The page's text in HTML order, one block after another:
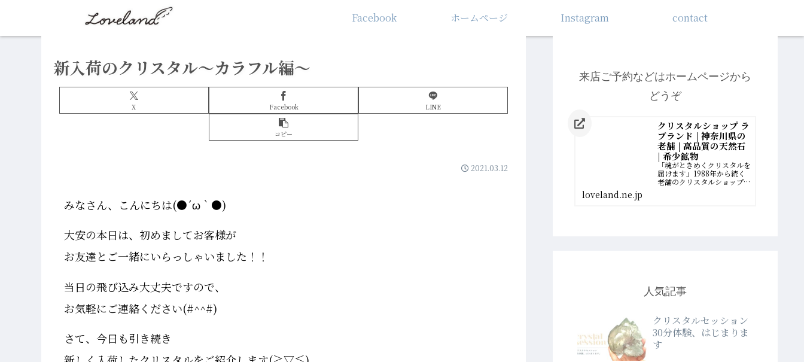
Facebook ホームぺージ Instagram contact
新入荷のクリスタル～カラフル編～
X Facebook LINE
コピー
2021.03.12
みなさん、こんにちは(●´ω｀●)
大安の本日は、初めましてお客様が
お友達とご一緒にいらっしゃいました！！
当日の飛び込み大丈夫ですので、
お気軽にご連絡ください(#^^#)
さて、今日も引き続き
来店ご予約などはホームページから
どうぞ
クリスタルショップ ラ
ブランド | 神奈川県の
老舗 | 高品質の天然石
| 希少鉱物
「魂がときめくクリスタルを
届けます」1988年から続く
老舗のクリスタルショップ。
loveland.ne.jp
人気記事
クリスタルセッション
30分体験、はじまりま
す